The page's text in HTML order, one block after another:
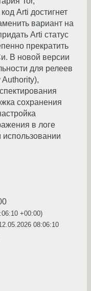
Arti достигнет
вариант на
Arti статус
прекратить
В новой версии
для релеев
сохранения
в логе
+00:00)
08:06:10